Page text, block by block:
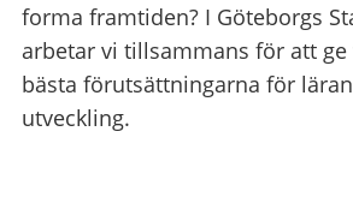
forma framtiden? I Göteborgs
arbetar vi tillsammans för att ge
bästa förutsättningarna för
utveckling.